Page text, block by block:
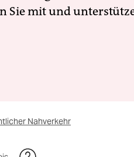
Sie mit und
Nahverkehr